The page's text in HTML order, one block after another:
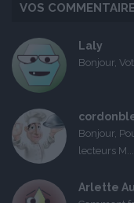
VOS
Laly
Bonjour,
Bonjour,
lecteurs M...
Arlette